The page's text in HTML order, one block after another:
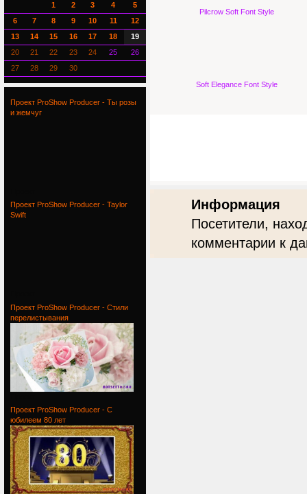
Pilcrow Soft Font Style
Soft Elegance Font Style
Информация
Посетители,
комментарии к
1
2 3 4
5
6
7 8 9 10 11
12
13
14 15 16 17 18
19
20
21 22 23 24 25
26
27
28 29 30
Проект ProShow Producer - Ты розы
и жемчуг
Проект ProShow Producer - Taylor
Swift
Проект ProShow Producer - Стили
перелистывания
Проект ProShow Producer - С
юбилеем 80 лет